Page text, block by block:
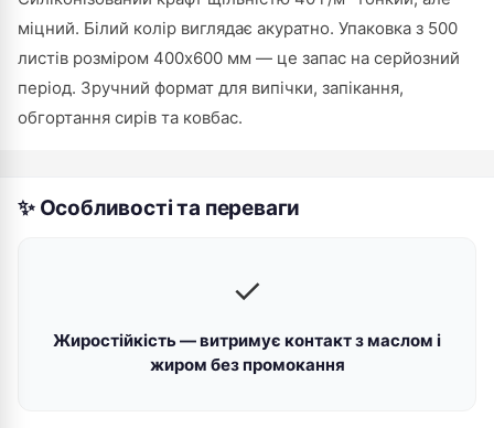
міцний. Білий колір виглядає акуратно. Упаковка з 500
листів розміром 400х600 мм — це запас на серйозний
період. Зручний формат для випічки, запікання,
обгортання сирів та ковбас.
✨ Особливості та переваги
✓
Жиростійкість — витримує контакт з маслом і
жиром без промокання